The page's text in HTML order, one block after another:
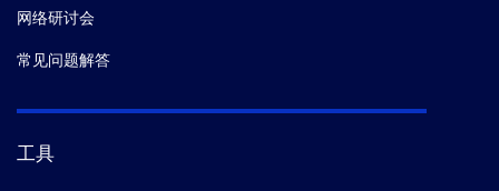
网络研讨会
常见问题解答
工具